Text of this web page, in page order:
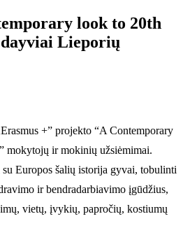
look to 20th
Lieporių
+” projekto “A Contemporary
mokytojų ir mokinių užsiėmimai.
Europos šalių istorija gyvai, tobulinti
ir bendradarbiavimo įgūdžius,
vietų, įvykių, papročių, kostiumų